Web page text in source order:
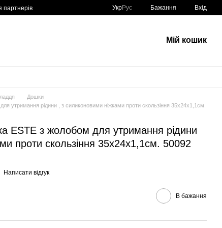
партнерів УкрРус Бажання Вхід
Мій кошик
Дошки
утримання рідини , з силиконовими ніжками проти скользіння 35х24х1,1см.
ESTE з жолобом для утримання рідини
проти скользіння 35х24х1,1см. 50092
Написати відгук
В бажання